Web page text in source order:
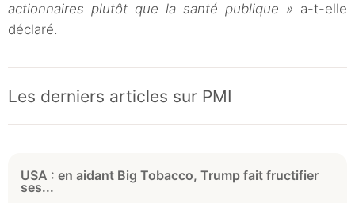
actionnaires plutôt que la santé publique » a-t-elle
déclaré.
Les derniers articles sur PMI
USA : en aidant Big Tobacco, Trump fait fructifier
ses...